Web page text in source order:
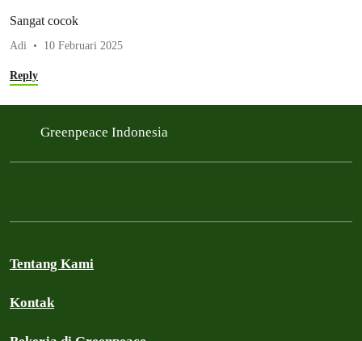
Sangat cocok
Adi 10 Februari 2025
Reply
Greenpeace Indonesia
Tentang Kami
Kontak